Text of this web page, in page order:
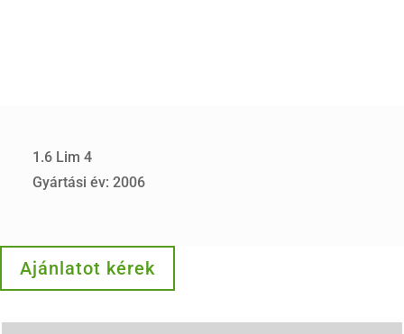
1.6 Lim 4
Gyártási év: 2006
Ajánlatot kérek